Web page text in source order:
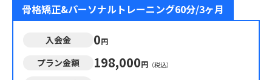
骨格矯正&パーソナルトレーニング60分/3ヶ月
入会金 0円
プラン金額 198,000円 （税込）